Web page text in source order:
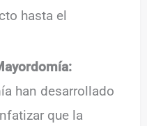
hasta el
han desarrollado
que la